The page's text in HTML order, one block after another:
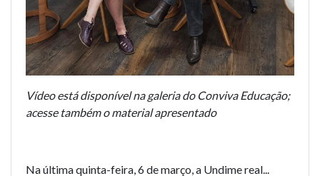
Vídeo está disponível na galeria do Conviva Educação;
acesse também o material apresentado
Na última quinta-feira, 6 de março, a Undime real...